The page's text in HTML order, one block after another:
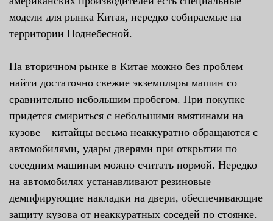
модели для рынка Китая, нередко собираемые на
территории Поднебесной.
На вторичном рынке в Китае можно без проблем
найти достаточно свежие экземпляры машин со
сравнительно небольшим пробегом. При покупке
придется смириться с небольшими вмятинами на
кузове – китайцы весьма неаккуратно обращаются с
автомобилями, удары дверями при открытии по
соседним машинам можно считать нормой. Нередко
на автомобилях устанавливают резиновые
демпфирующие накладки на двери, обеспечивающие
защиту кузова от неаккуратных соседей по стоянке.